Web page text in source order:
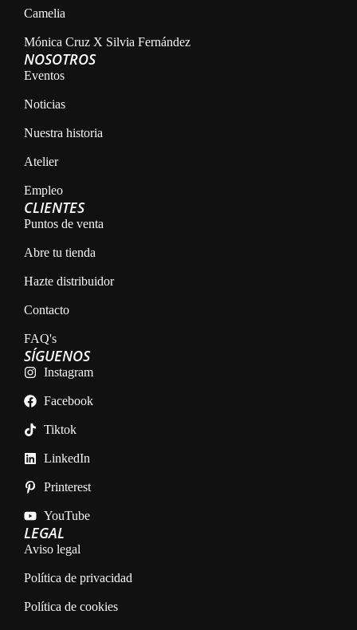
Camelia
Mónica Cruz X Silvia Fernández
NOSOTROS
Eventos
Noticias
Nuestra historia
Atelier
Empleo
CLIENTES
Puntos de venta
Abre tu tienda
Hazte distribuidor
Contacto
FAQ's
LEGAL
Aviso legal
Política de privacidad
Política de cookies
SÍGUENOS
Instagram
Facebook
Tiktok
LinkedIn
Printerest
YouTube